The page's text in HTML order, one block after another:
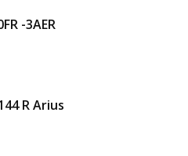
-3AER
R Arius